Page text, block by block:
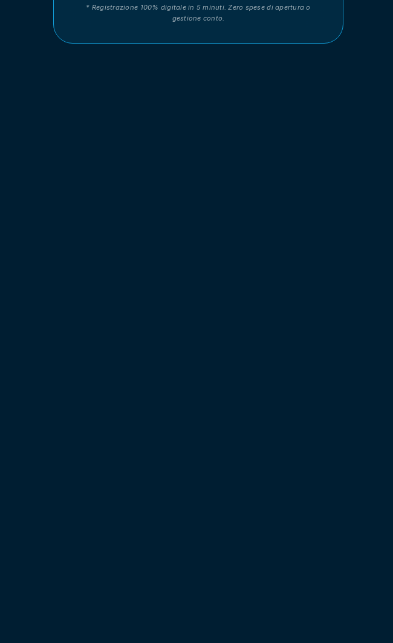
* Registrazione 100% digitale in 5 minuti. Zero spese di apertura o
gestione conto.